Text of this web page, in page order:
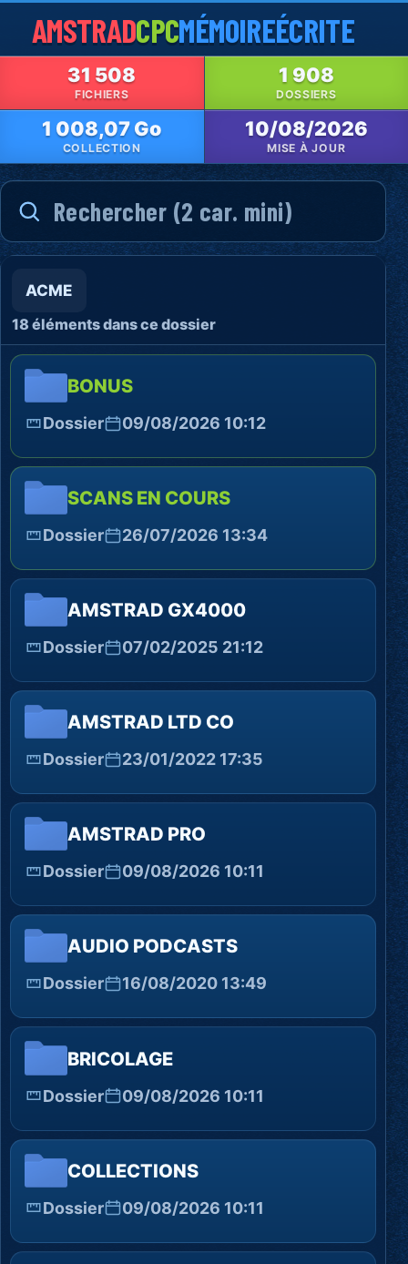
AMSTRADCPCMÉMOIREÉCRITE
31 508
FICHIERS
1 908
DOSSIERS
1 008,07 Go
COLLECTION
10/08/2026
MISE À JOUR
ACME
18 éléments dans ce dossier
BONUS
Dossier 09/08/2026 10:12
SCANS EN COURS
Dossier 26/07/2026 13:34
AMSTRAD GX4000
Dossier 07/02/2025 21:12
AMSTRAD LTD CO
Dossier 23/01/2022 17:35
AMSTRAD PRO
Dossier 09/08/2026 10:11
AUDIO PODCASTS
Dossier 16/08/2020 13:49
BRICOLAGE
Dossier 09/08/2026 10:11
COLLECTIONS
Dossier 09/08/2026 10:11